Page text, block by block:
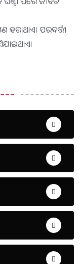
ହରାଥାଏ। ପରବର୍ତ୍ତୀ